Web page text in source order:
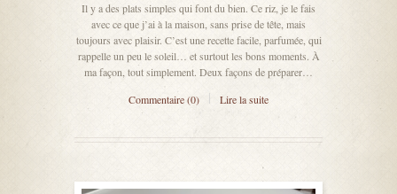
Il y a des plats simples qui font du bien. Ce riz, je le fais
avec ce que j’ai à la maison, sans prise de tête, mais
toujours avec plaisir. C’est une recette facile, parfumée, qui
rappelle un peu le soleil… et surtout les bons moments. À
ma façon, tout simplement. Deux façons de préparer…
Commentaire (0)
Lire la suite